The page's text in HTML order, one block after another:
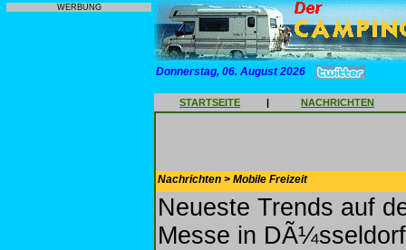
WERBUNG
Donnerstag, 06. August 2026
STARTSEITE | NACHRICHTEN
Nachrichten > Mobile Freizeit
Neueste Trends auf
Messe in DÃ¼sseldorf